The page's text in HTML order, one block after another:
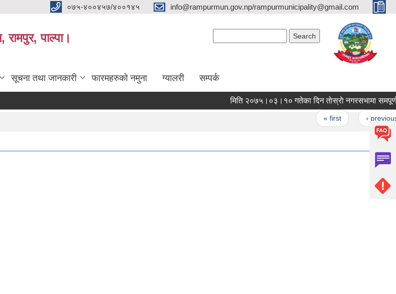
०७५-४००४५७/४००१४५ info@rampurmun.gov.np/rampurmunicipality@gmail.com
रामपुर, पाल्पा।
सूचना तथा जानकारी फारमहरुको नमुना ग्यालरी सम्पर्क
मिति
« first ‹ previous